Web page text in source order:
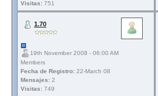
Visitas: 751
1.70
19th November 2008 - 06:00 AM
Members
Fecha de Registro: 22-March 08
Mensajes: 2
Visitas: 749